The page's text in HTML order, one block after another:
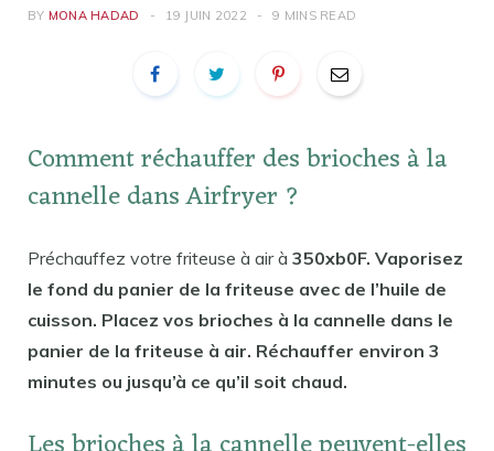
BY MONA HADAD 19 JUIN 2022 9 MINS READ
Comment réchauffer des brioches à la
cannelle dans Airfryer ?
Préchauffez votre friteuse à air à 350xb0F. Vaporisez
le fond du panier de la friteuse avec de l’huile de
cuisson. Placez vos brioches à la cannelle dans le
panier de la friteuse à air. Réchauffer environ 3
minutes ou jusqu’à ce qu’il soit chaud.